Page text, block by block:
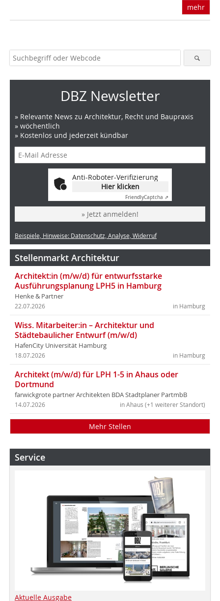
mehr
DBZ Newsletter
» Relevante News zu Architektur, Recht und Baupraxis
» wöchentlich
» Kostenlos und jederzeit kündbar
Anti-Roboter-Verifizierung
Hier klicken
FriendlyCaptcha ⇗
» Jetzt anmelden!
Beispiele, Hinweise: Datenschutz, Analyse, Widerruf
Stellenmarkt Architektur
Architekt:in (m/w/d) für entwurfsstarke
Ausführungsplanung LPH5 in Hamburg
Henke & Partner
in Hamburg
22.07.2026
Wiss. Mitarbeiter:in – Architektur und
Städtebaulicher Entwurf (m/w/d)
HafenCity Universität Hamburg
in Hamburg
18.07.2026
Architekt (m/w/d) für LPH 1-5 in Ahaus oder
Dortmund
farwickgrote partner Architekten BDA Stadtplaner PartmbB
in Ahaus (+1 weiterer Standort)
14.07.2026
Mehr Stellen
Service
Aktuelle Ausgabe